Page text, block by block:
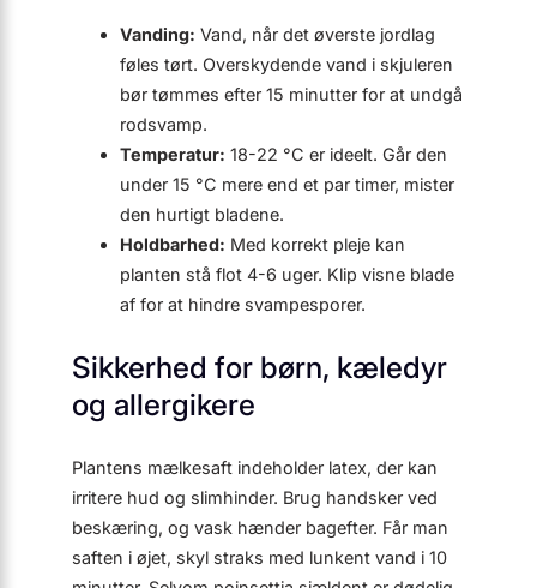
Vanding: Vand, når det øverste jordlag
føles tørt. Overskydende vand i skjuleren
bør tømmes efter 15 minutter for at undgå
rodsvamp.
Temperatur: 18-22 °C er ideelt. Går den
under 15 °C mere end et par timer, mister
den hurtigt bladene.
Holdbarhed: Med korrekt pleje kan
planten stå flot 4-6 uger. Klip visne blade
af for at hindre svampesporer.
Sikkerhed for børn, kæledyr
og allergikere
Plantens mælkesaft indeholder latex, der kan
irritere hud og slimhinder. Brug handsker ved
beskæring, og vask hænder bagefter. Får man
saften i øjet, skyl straks med lunkent vand i 10